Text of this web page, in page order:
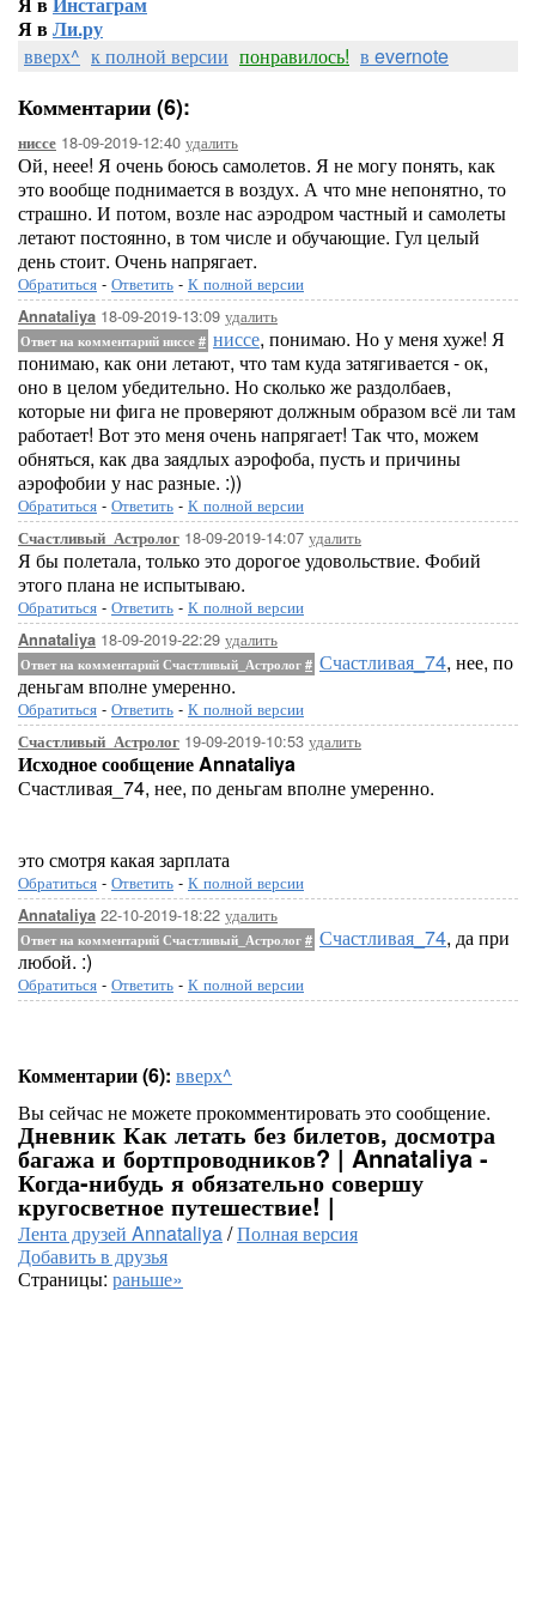
Я вЛи.ру
вверх^ к полной версии понравилось! в evernote
Комментарии (6):
ниссе 18-09-2019-12:40 удалить
Ой, неее! Я очень боюсь самолетов. Я не могу понять, как
это вообще поднимается в воздух. А что мне непонятно, то
страшно. И потом, возле нас аэродром частный и самолеты
летают постоянно, в том числе и обучающие. Гул целый
день стоит. Очень напрягает.
Обратиться - Ответить - К полной версии
Annataliya 18-09-2019-13:09 удалить
Ответ на комментарий ниссе # ниссе, понимаю. Но у меня хуже! Я
понимаю, как они летают, что там куда затягивается - ок,
оно в целом убедительно. Но сколько же раздолбаев,
которые ни фига не проверяют должным образом всё ли там
работает! Вот это меня очень напрягает! Так что, можем
обняться, как два заядлых аэрофоба, пусть и причины
аэрофобии у нас разные. :))
Обратиться - Ответить - К полной версии
Счастливый_Астролог 18-09-2019-14:07 удалить
Я бы полетала, только это дорогое удовольствие. Фобий
этого плана не испытываю.
Обратиться - Ответить - К полной версии
Annataliya 18-09-2019-22:29 удалить
Ответ на комментарий Счастливый_Астролог # Счастливая_74, нее, по
деньгам вполне умеренно.
Обратиться - Ответить - К полной версии
Счастливый_Астролог 19-09-2019-10:53 удалить
Исходное сообщение Annataliya
Счастливая_74, нее, по деньгам вполне умеренно.
это смотря какая зарплата
Обратиться - Ответить - К полной версии
Annataliya 22-10-2019-18:22 удалить
Ответ на комментарий Счастливый_Астролог # Счастливая_74, да при
любой. :)
Обратиться - Ответить - К полной версии
Комментарии (6): вверх^
Вы сейчас не можете прокомментировать это сообщение.
Дневник Как летать без билетов, досмотра
багажа и бортпроводников? | Annataliya -
Когда-нибудь я обязательно совершу
кругосветное путешествие! |
Лента друзей Annataliya/Полная версия
Добавить в друзья
Страницы: раньше»